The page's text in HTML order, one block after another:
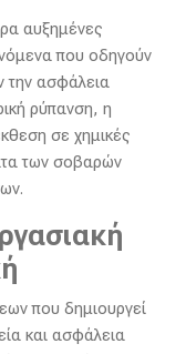
αυξημένες
που οδηγούν
την ασφάλεια
ρύπανση, η
σε χημικές
των σοβαρών
που δημιουργεί
και ασφάλεια